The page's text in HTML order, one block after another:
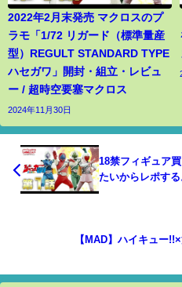
2022年2月末発売 マクロスのプ
ラモ「1/72 リガード（標準量産
型）REGULT STANDARD TYPE
ハセガワ」開封・組立・レビュ
ー / 超時空要塞マクロス
2024年11月30日
18禁フィギュア
たいからレポする
【MAD】ハイキュー